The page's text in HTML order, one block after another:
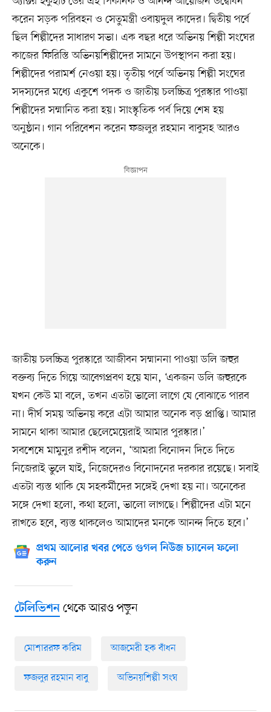
করেন সড়ক পরিবহন ও সেতুমন্ত্রী ওবায়দুল কাদের। দ্বিতীয় পর্বে
ছিল শিল্পীদের সাধারণ সভা। এক বছর ধরে অভিনয় শিল্পী সংঘের
কাজের ফিরিস্তি অভিনয়শিল্পীদের সামনে উপস্থাপন করা হয়।
শিল্পীদের পরামর্শ নেওয়া হয়। তৃতীয় পর্বে অভিনয় শিল্পী সংঘের
সদস্যদের মধ্যে একুশে পদক ও জাতীয় চলচ্চিত্র পুরস্কার পাওয়া
শিল্পীদের সম্মানিত করা হয়। সাংস্কৃতিক পর্ব দিয়ে শেষ হয়
অনুষ্ঠান। গান পরিবেশন করেন ফজলুর রহমান বাবুসহ আরও
অনেকে।
জাতীয় চলচ্চিত্র পুরস্কারে আজীবন সম্মাননা পাওয়া ডলি জহুর
বক্তব্য দিতে গিয়ে আবেগপ্রবণ হয়ে যান, ‘একজন ডলি জহুরকে
যখন কেউ মা বলে, তখন এতটা ভালো লাগে যে বোঝাতে পারব
না। দীর্ঘ সময় অভিনয় করে এটা আমার অনেক বড় প্রাপ্তি। আমার
সামনে থাকা আমার ছেলেমেয়েরাই আমার পুরস্কার।’
সবশেষে মামুনুর রশীদ বলেন, ‘আমরা বিনোদন দিতে দিতে
নিজেরাই ভুলে যাই, নিজেদেরও বিনোদনের দরকার রয়েছে। সবাই
এতটা ব্যস্ত থাকি যে সহকর্মীদের সঙ্গেই দেখা হয় না। অনেকের
সঙ্গে দেখা হলো, কথা হলো, ভালো লাগছে। শিল্পীদের এটা মনে
রাখতে হবে, ব্যস্ত থাকলেও আমাদের মনকে আনন্দ দিতে হবে।’
প্রথম আলোর খবর পেতে গুগল নিউজ চ্যানেল ফলো
করুন
টেলিভিশনথেকে আরও পড়ুন
মোশাররফ করিম আজমেরী হক বাঁধন
ফজলুর রহমান বাবু অভিনয়শিল্পী সংঘ